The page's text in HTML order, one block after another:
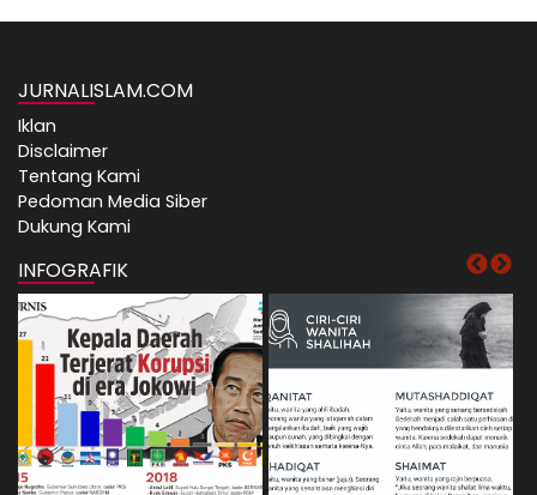
JURNALISLAM.COM
Iklan
Disclaimer
Tentang Kami
Pedoman Media Siber
Dukung Kami
INFOGRAFIK